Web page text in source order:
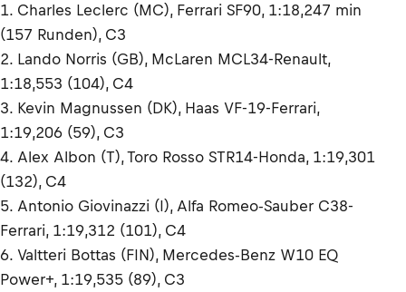
1. Charles Leclerc (MC), Ferrari SF90, 1:18,247 min
(157 Runden), C3
2. Lando Norris (GB), McLaren MCL34-Renault,
1:18,553 (104), C4
3. Kevin Magnussen (DK), Haas VF-19-Ferrari,
1:19,206 (59), C3
4. Alex Albon (T), Toro Rosso STR14-Honda, 1:19,301
(132), C4
5. Antonio Giovinazzi (I), Alfa Romeo-Sauber C38-
Ferrari, 1:19,312 (101), C4
6. Valtteri Bottas (FIN), Mercedes-Benz W10 EQ
Power+, 1:19,535 (89), C3